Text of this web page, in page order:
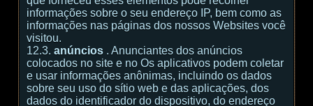
informações sobre o seu endereço IP, bem como as
informações nas páginas dos nossos Websites você
visitou.
12.3. anúncios . Anunciantes dos anúncios
colocados no site e no Os aplicativos podem coletar
e usar informações anônimas, incluindo os dados
sobre seu uso do sítio web e das aplicações, dos
dados do identificador do dispositivo, do endereço